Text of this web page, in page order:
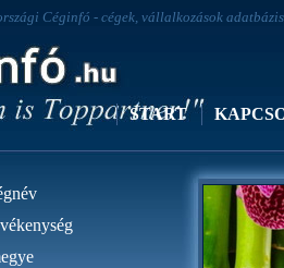
Céginfó - cégek, vállalkozások
START